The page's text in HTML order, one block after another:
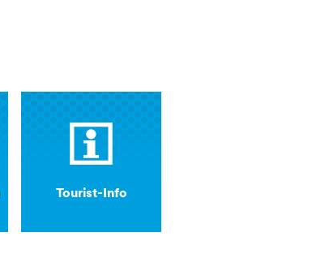
Tourist-Info